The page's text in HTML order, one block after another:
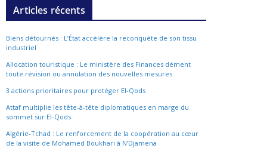
Articles récents
Biens détournés : L’État accélère la reconquête de son tissu
industriel
Allocation touristique : Le ministère des Finances dément
toute révision ou annulation des nouvelles mesures
3 actions prioritaires pour protéger El-Qods
Attaf multiplie les tête-à-tête diplomatiques en marge du
sommet sur El-Qods
Algérie-Tchad : Le renforcement de la coopération au cœur
de la visite de Mohamed Boukhari à N’Djamena